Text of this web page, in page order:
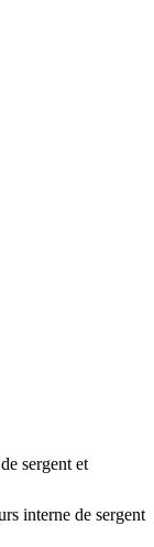
sergent et
interne de sergent